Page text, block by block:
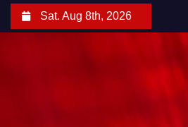
Sat. Aug 8th, 2026